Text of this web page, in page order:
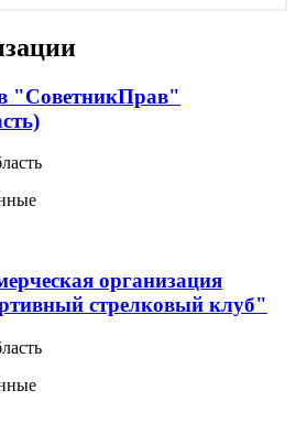
"СоветникПрав"
организация
стрелковый клуб"